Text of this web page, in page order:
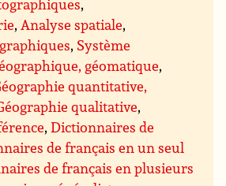
, Analyse spatiale,
, Système
géomatique,
quantitative,
qualitative,
,Dictionnaires de
de français en un seul
de français en plusieurs